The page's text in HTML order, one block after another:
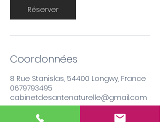
Réserver
Coordonnées
8 Rue Stanislas, 54400 Longwy, France
0679793495
cabinetdesantenaturelle@gmail.com